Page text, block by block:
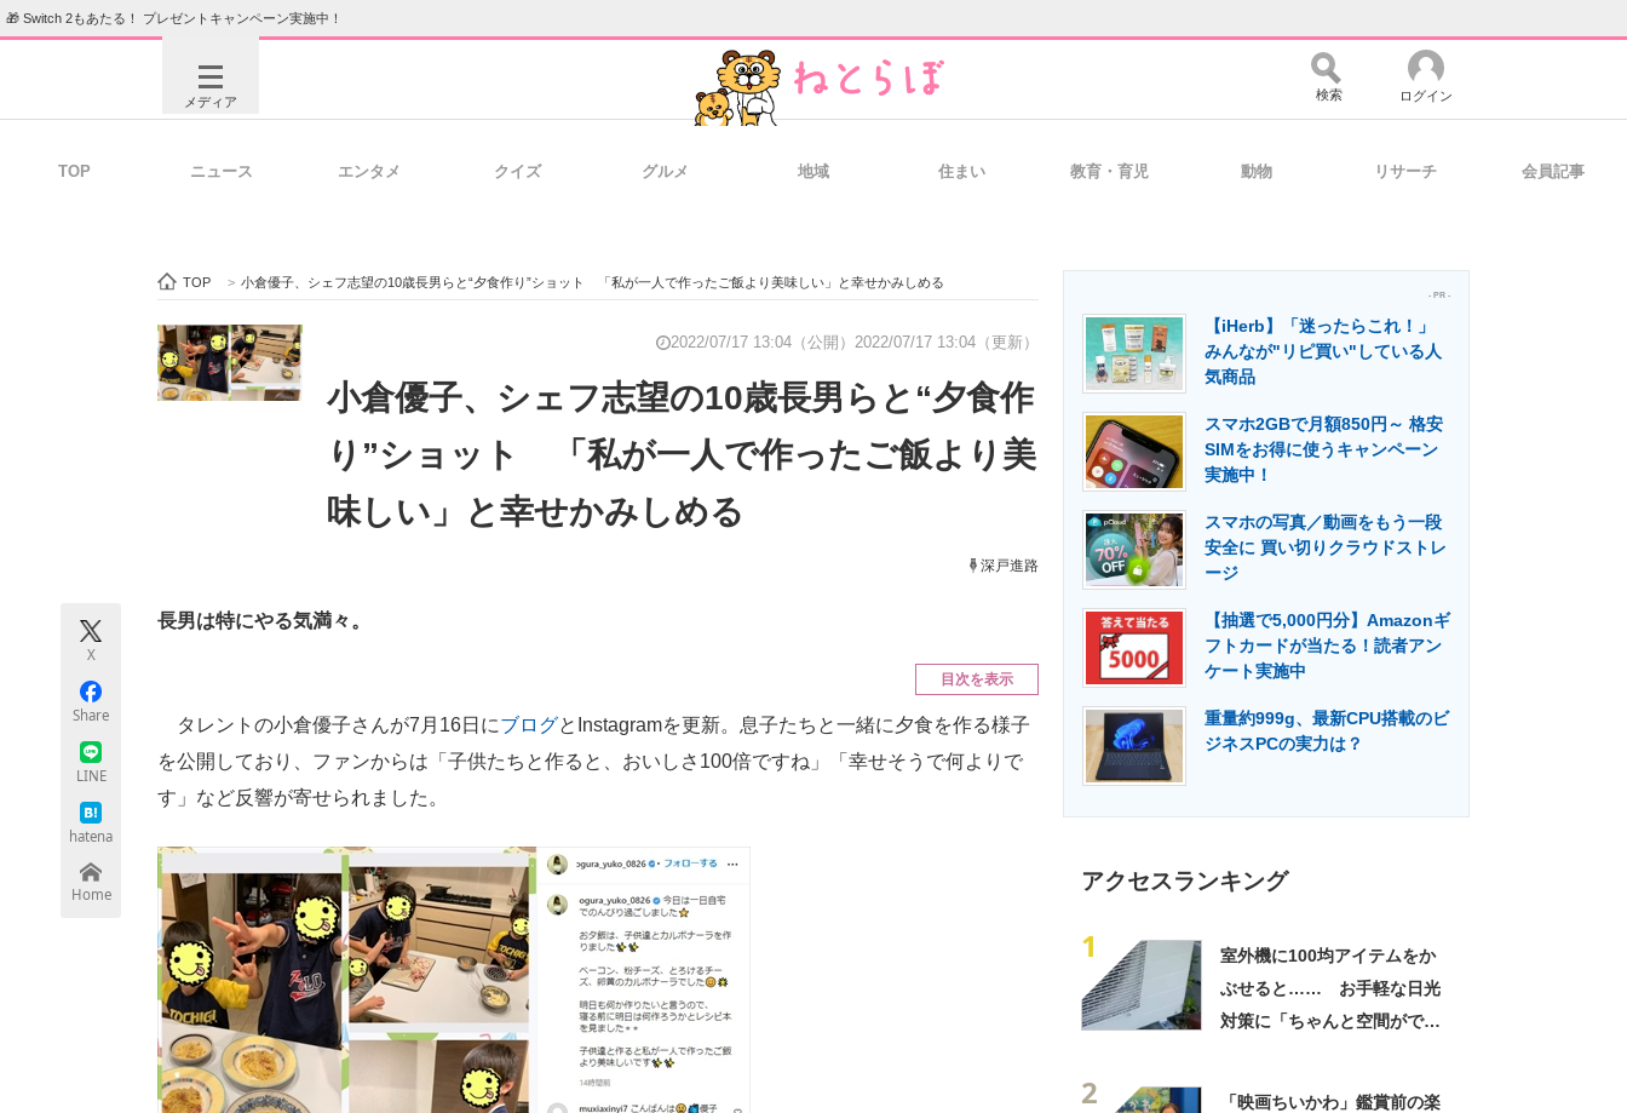
🎁 Switch 2もあたる！ プレゼントキャンペーン実施中！
メディア
ビジネスと働き方のヒント 経営リーダーのコミュニティ マーケ×ITの今がよく分かる
ITエンジニア向け専門サイト 企業向けIT製品の総合サイト IT製品の技術・比較・事例 製造業のIT導入・活用を支援
エネルギーの専門メディア 建設×テクノロジーの最前線
検索 ログイン
TOP ニュース エンタメ クイズ グルメ 地域 住まい 教育・育児 動物 リサーチ 会員記事
TOP > 小倉優子、シェフ志望の10歳長男らと“夕食作り”ショット 「私が一人で作ったご飯より美味しい」と幸せかみしめる
2022/07/17 13:04（公開） 2022/07/17 13:04（更新）
小倉優子、シェフ志望の10歳長男らと“夕食作
り”ショット 「私が一人で作ったご飯より美
味しい」と幸せかみしめる
深戸進路
X
Share
LINE
hatena
Home
長男は特にやる気満々。
目次を表示
タレントの小倉優子さんが7月16日にブログとInstagramを更新。息子たちと一緒に夕食を作る様子
を公開しており、ファンからは「子供たちと作ると、おいしさ100倍ですね」「幸せそうで何よりで
す」など反響が寄せられました。
- PR -
【iHerb】「迷ったらこれ！」
みんなが"リピ買い"している人
気商品
スマホ2GBで月額850円～ 格安
SIMをお得に使うキャンペーン
実施中！
スマホの写真／動画をもう一段
安全に 買い切りクラウドストレ
ージ
【抽選で5,000円分】Amazonギ
フトカードが当たる！読者アン
ケート実施中
重量約999g、最新CPU搭載のビ
ジネスPCの実力は？
アクセスランキング
1
室外機に100均アイテムをか
ぶせると…… お手軽な日光
対策に「ちゃんと空間ができ
2
「映画ちいかわ」鑑賞前の楽